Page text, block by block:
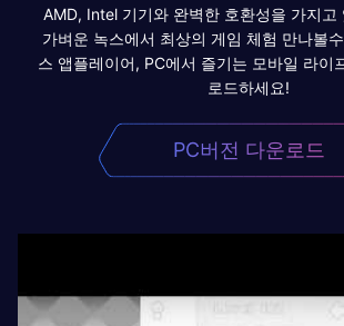
AMD, Intel 기기와 완벽한 호환성을 가지고
가벼운 녹스에서 최상의 게임 체험 만나볼
스 앱플레이어, PC에서 즐기는 모바일 라이
로드하세요!
PC버전 다운로드